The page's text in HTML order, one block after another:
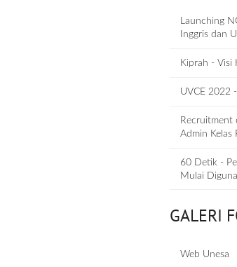
Launching
Inggris dan
Kiprah - Visi
UVCE 2022
Recruitment
Admin Kelas
60 Detik -
Mulai
GALERI
Web Unesa